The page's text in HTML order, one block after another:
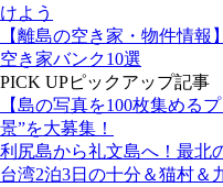
けよう
【離島の空き家・物件情
空き家バンク10選
PICK UPピックアップ記事
【島の写真を100枚集める
景”を大募集！
利尻島から礼文島へ！最北
台湾2泊3日の十分＆猫村＆